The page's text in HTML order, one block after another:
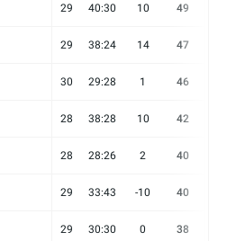
29 40:30 10 49
29 38:24 14 47
30 29:28 1 46
28 38:28 10 42
28 28:26 2 40
29 33:43 -10 40
29 30:30 0 38